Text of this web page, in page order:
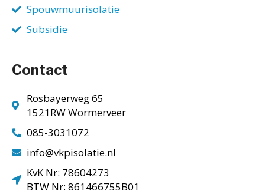
Spouwmuurisolatie
Subsidie
Contact
Rosbayerweg 65
1521RW Wormerveer
085-3031072
info@vkpisolatie.nl
KvK Nr: 78604273
BTW Nr: 861466755B01